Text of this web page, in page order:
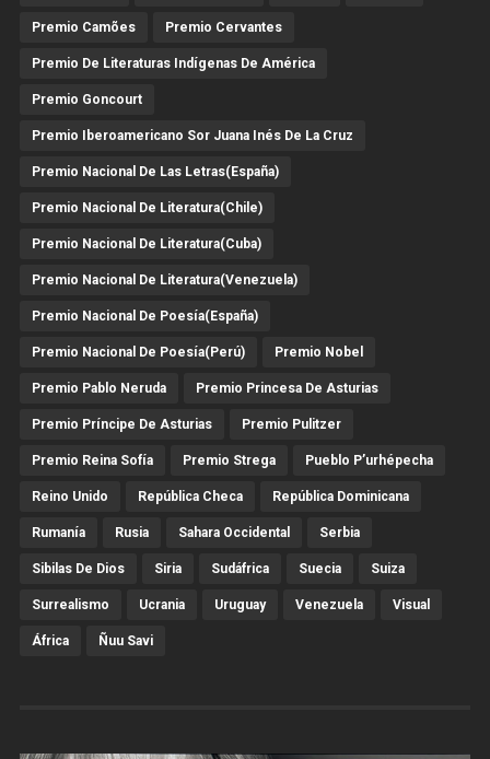
Premio Camões Premio Cervantes
Premio De Literaturas Indígenas De América
Premio Goncourt
Premio Iberoamericano Sor Juana Inés De La Cruz
Premio Nacional De Las Letras(España)
Premio Nacional De Literatura(Chile)
Premio Nacional De Literatura(Cuba)
Premio Nacional De Literatura(Venezuela)
Premio Nacional De Poesía(España)
Premio Nacional De Poesía(Perú) Premio Nobel
Premio Pablo Neruda Premio Princesa De Asturias
Premio Príncipe De Asturias Premio Pulitzer
Premio Reina Sofía Premio Strega Pueblo P’urhépecha
Reino Unido República Checa República Dominicana
Rumanía Rusia Sahara Occidental Serbia
Sibilas De Dios Siria Sudáfrica Suecia Suiza
Surrealismo Ucrania Uruguay Venezuela Visual
África Ñuu Savi